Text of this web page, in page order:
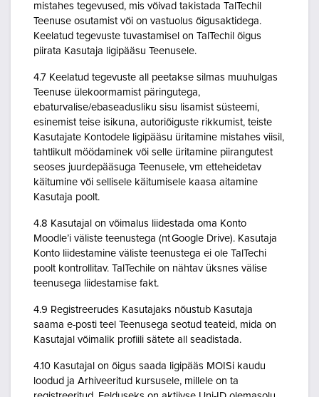
mistahes tegevused, mis võivad takistada TalTechil
Teenuse osutamist või on vastuolus õigusaktidega.
Keelatud tegevuste tuvastamisel on TalTechil õigus
piirata Kasutaja ligipääsu Teenusele.
4.7 Keelatud tegevuste all peetakse silmas muuhulgas
Teenuse ülekoormamist päringutega,
ebaturvalise/ebaseadusliku sisu lisamist süsteemi,
esinemist teise isikuna, autoriõiguste rikkumist, teiste
Kasutajate Kontodele ligipääsu üritamine mistahes viisil,
tahtlikult möödaminek või selle üritamine piirangutest
seoses juurdepääsuga Teenusele, vm etteheidetav
käitumine või sellisele käitumisele kaasa aitamine
Kasutaja poolt.
4.8 Kasutajal on võimalus liidestada oma Konto
Moodle’i väliste teenustega (nt Google Drive). Kasutaja
Konto liidestamine väliste teenustega ei ole TalTechi
poolt kontrollitav. TalTechile on nähtav üksnes välise
teenusega liidestamise fakt.
4.9 Registreerudes Kasutajaks nõustub Kasutaja
saama e-posti teel Teenusega seotud teateid, mida on
Kasutajal võimalik profiili sätete all seadistada.
4.10 Kasutajal on õigus saada ligipääs MOISi kaudu
loodud ja Arhiveeritud kursusele, millele on ta